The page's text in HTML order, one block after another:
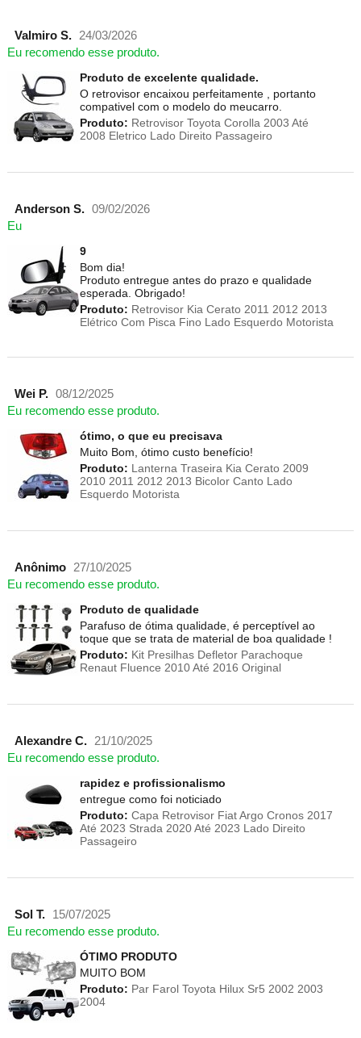
Valmiro S.
24/03/2026
Eu recomendo esse produto.
Produto de excelente qualidade.
O retrovisor encaixou perfeitamente , portanto
compativel com o modelo do meucarro.
Produto: Retrovisor Toyota Corolla 2003 Até
2008 Eletrico Lado Direito Passageiro
Anderson S. 09/02/2026
Eu
9
Bom dia!
Produto entregue antes do prazo e qualidade
esperada. Obrigado!
Produto: Retrovisor Kia Cerato 2011 2012 2013
Elétrico Com Pisca Fino Lado Esquerdo Motorista
Wei P. 08/12/2025
Eu recomendo esse produto.
ótimo, o que eu precisava
Muito Bom, ótimo custo benefício!
Produto: Lanterna Traseira Kia Cerato 2009
2010 2011 2012 2013 Bicolor Canto Lado
Esquerdo Motorista
Anônimo
27/10/2025
Eu recomendo esse produto.
Produto de qualidade
Parafuso de ótima qualidade, é perceptível ao
toque que se trata de material de boa qualidade !
Produto: Kit Presilhas Defletor Parachoque
Renaut Fluence 2010 Até 2016 Original
Alexandre C.
21/10/2025
Eu recomendo esse produto.
rapidez e profissionalismo
entregue como foi noticiado
Produto: Capa Retrovisor Fiat Argo Cronos 2017
Até 2023 Strada 2020 Até 2023 Lado Direito
Passageiro
Sol T.
15/07/2025
Eu recomendo esse produto.
ÓTIMO PRODUTO
MUITO BOM
Produto: Par Farol Toyota Hilux Sr5 2002 2003
2004